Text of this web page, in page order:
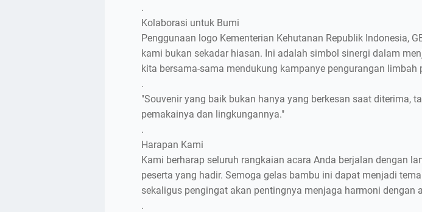
.
Kolaborasi untuk Bumi
Penggunaan logo Kementerian Kehutanan Republik Indonesia,
kami bukan sekadar hiasan. Ini adalah simbol sinergi dalam
kita bersama-sama mendukung kampanye pengurangan
.
"Souvenir yang baik bukan hanya yang berkesan saat diterima,
pemakainya dan lingkungannya."
.
Harapan Kami
Kami berharap seluruh rangkaian acara Anda berjalan dengan
peserta yang hadir. Semoga gelas bambu ini dapat menjadi
sekaligus pengingat akan pentingnya menjaga harmoni dengan
.